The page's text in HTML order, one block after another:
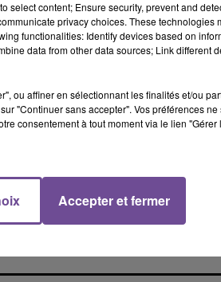
obligatoire à l’échangeur n°68
sur Bonnieure pour rejondre
levée pendant toute la durée du
select content; Ensure security, prevent and
privacy choices. These technologies
functionalities: Identify devices based on
data from other data sources; Link different
ou affiner en sélectionnant les finalités et/ou
"Continuer sans accepter". Vos préférences
consentement à tout moment via le lien
Accepter et fermer